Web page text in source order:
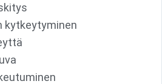
kytkeytyminen